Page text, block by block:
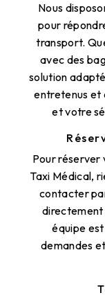
Nous
pour
transport.
avec des
solution
entretenus et
et votre
Pour réserver
Taxi Médical,
contacter
directement
équipe
demandes